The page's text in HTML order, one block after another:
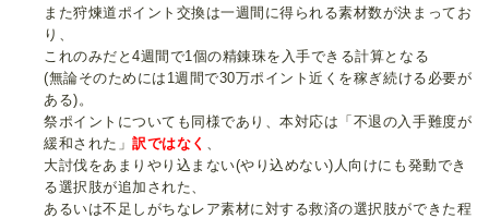
また狩煉道ポイント交換は一週間に得られる素材数が決まってお
り、
これのみだと4週間で1個の精錬珠を入手できる計算となる
(無論そのためには1週間で30万ポイント近くを稼ぎ続ける必要が
ある)。
祭ポイントについても同様であり、本対応は「不退の入手難度が
緩和された」訳ではなく
大討伐をあまりやり込まない(やり込めない)人向けにも発動でき
る選択肢が追加された、
あるいは不足しがちなレア素材に対する救済の選択肢ができた程